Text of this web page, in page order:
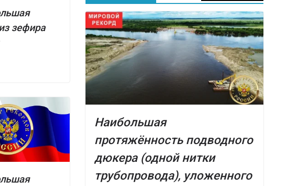
зефира
Наибольшая
протяжённость подводного
дюкера (одной нитки
трубопровода), уложенного